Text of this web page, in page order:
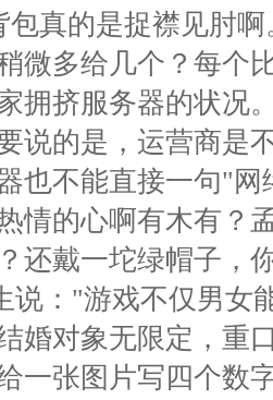
包真的是捉襟见肘
微多给几个？每个
拥挤服务器的状况
说的是，运营商是
也不能直接一句"
情的心啊有木有？
还戴一坨绿帽子，
说："游戏不仅男女
婚对象无限定，重
一张图片写四个数